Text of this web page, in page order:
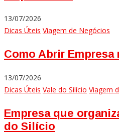
13/07/2026
Dicas Úteis Viagem de Negócios
Como Abrir Empresa
13/07/2026
Dicas Úteis Vale do Silício Viagem
Empresa que
do Silício